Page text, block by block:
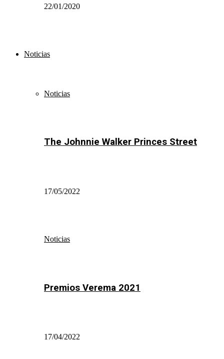
22/01/2020
Noticias
Noticias
The Johnnie Walker Princes Street
17/05/2022
Noticias
Premios Verema 2021
17/04/2022